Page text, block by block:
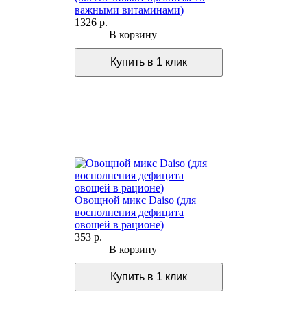
важными витаминами)
1326 р.
В корзину
Овощной микс Daiso (для
восполнения дефицита
овощей в рационе)
353 р.
В корзину